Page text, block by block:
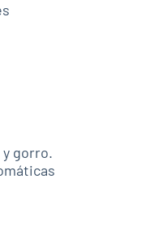
gorro.